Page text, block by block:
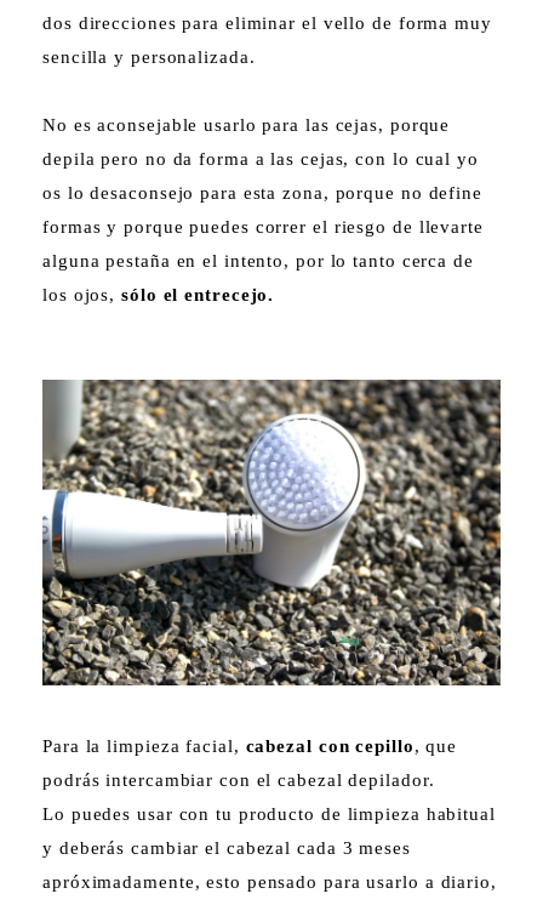
dos direcciones para eliminar el vello de forma muy
sencilla y personalizada.
No es aconsejable usarlo para las cejas, porque
depila pero no da forma a las cejas, con lo cual yo
os lo desaconsejo para esta zona, porque no define
formas y porque puedes correr el riesgo de llevarte
alguna pestaña en el intento, por lo tanto cerca de
los ojos,sólo el entrecejo.
Para la limpieza facial, cabezal con cepillo, que
podrás intercambiar con el cabezal depilador.
Lo puedes usar con tu producto de limpieza habitual
y deberás cambiar el cabezal cada 3 meses
apróximadamente, esto pensado para usarlo a diario,